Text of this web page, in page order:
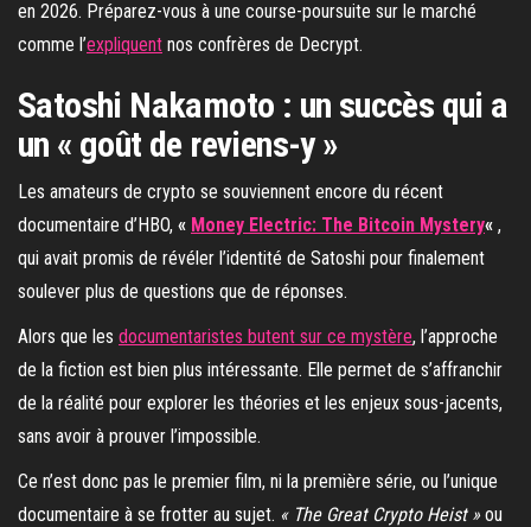
en 2026. Préparez-vous à une course-poursuite sur le marché
comme l’expliquent nos confrères de Decrypt.
Satoshi Nakamoto : un succès qui a
un « goût de reviens-y »
Les amateurs de crypto se souviennent encore du récent
documentaire d’HBO, « Money Electric: The Bitcoin Mystery« ,
qui avait promis de révéler l’identité de Satoshi pour finalement
soulever plus de questions que de réponses.
Alors que les documentaristes butent sur ce mystère, l’approche
de la fiction est bien plus intéressante. Elle permet de s’affranchir
de la réalité pour explorer les théories et les enjeux sous-jacents,
sans avoir à prouver l’impossible.
Ce n’est donc pas le premier film, ni la première série, ou l’unique
documentaire à se frotter au sujet. « The Great Crypto Heist »ou